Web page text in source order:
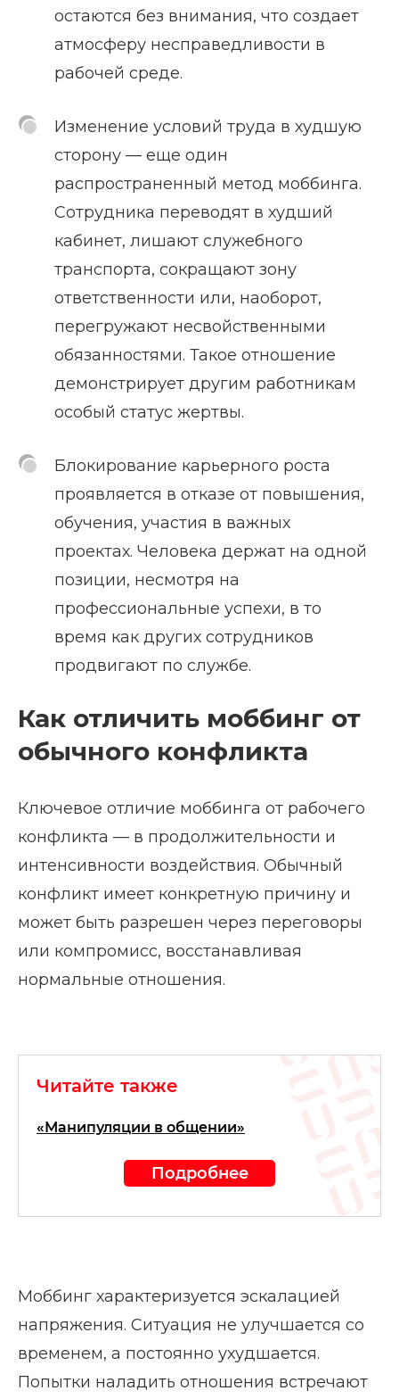
остаются без внимания, что создает
атмосферу несправедливости в
рабочей среде.
Изменение условий труда в худшую
сторону — еще один
распространенный метод моббинга.
Сотрудника переводят в худший
кабинет, лишают служебного
транспорта, сокращают зону
ответственности или, наоборот,
перегружают несвойственными
обязанностями. Такое отношение
демонстрирует другим работникам
особый статус жертвы.
Блокирование карьерного роста
проявляется в отказе от повышения,
обучения, участия в важных
проектах. Человека держат на одной
позиции, несмотря на
профессиональные успехи, в то
время как других сотрудников
продвигают по службе.
Как отличить моббинг от
обычного конфликта
Ключевое отличие моббинга от рабочего
конфликта — в продолжительности и
интенсивности воздействия. Обычный
конфликт имеет конкретную причину и
может быть разрешен через переговоры
или компромисс, восстанавливая
нормальные отношения.
Читайте также
«Манипуляции в общении»
Подробнее
Моббинг характеризуется эскалацией
напряжения. Ситуация не улучшается со
временем, а постоянно ухудшается.
Попытки наладить отношения встречают